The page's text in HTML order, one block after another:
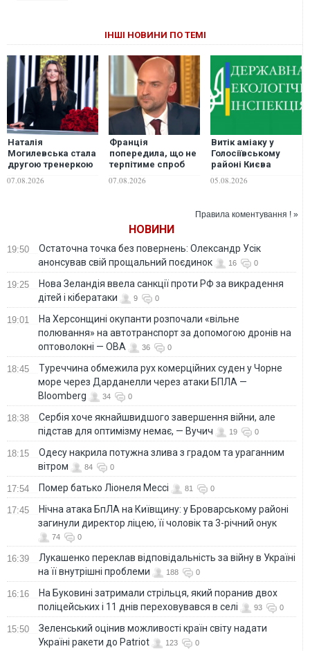
ІНШІ НОВИНИ ПО ТЕМІ
Наталія
Могилевська стала
другою тренеркою
"Голос країни"
07.08.2026
Франція
попередила, що не
терпітиме спроб
втручання у вибори
07.08.2026
Витік аміаку у
Голосіївському
районі Києва
можна відкривати
05.08.2026
Правила коментування ! »
НОВИНИ
19:50
Остаточна точка без повернень: Олександр Усік
анонсував свій прощальний поєдинок
16 0
19:25
Нова Зеландія ввела санкції проти РФ за викрадення
дітей і кібератаки
9 0
19:01
На Херсонщині окупанти розпочали «вільне
полювання» на автотранспорт за допомогою дронів на
оптоволокні — ОВА
36 0
18:45
Туреччина обмежила рух комерційних суден у Чорне
море через Дарданелли через атаки БПЛА —
Bloomberg
34 0
18:38
Сербія хоче якнайшвидшого завершення війни, але
підстав для оптимізму немає, — Вучич
19 0
18:15
Одесу накрила потужна злива з градом та ураганним
вітром
84 0
17:54 Помер батько Ліонеля Мессі 81 0
17:45
Нічна атака БпЛА на Київщину: у Броварському районі
загинули директор ліцею, її чоловік та 3-річний онук
74 0
16:39
Лукашенко переклав відповідальність за війну в Україні
на її внутрішні проблеми
188 0
16:16
На Буковині затримали стрільця, який поранив двох
поліцейських і 11 днів переховувався в селі
93 0
15:50
Зеленський оцінив можливості країн світу надати
Україні ракети до Patriot
123 0